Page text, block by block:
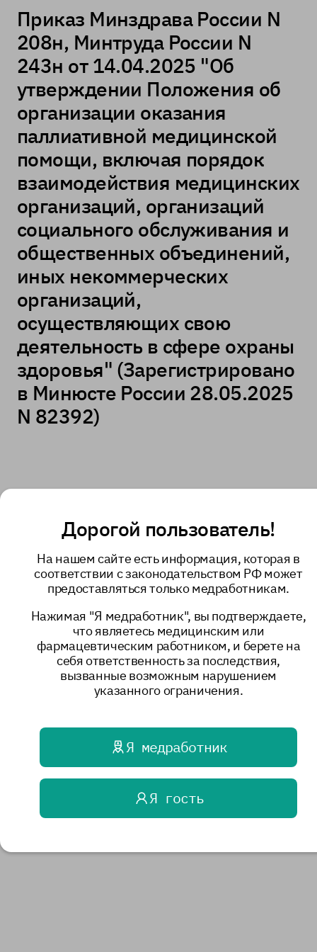
Приказ Минздрава России N
208н, Минтруда России N
243н от 14.04.2025 "Об
утверждении Положения об
организации оказания
паллиативной медицинской
помощи, включая порядок
взаимодействия медицинских
организаций, организаций
социального обслуживания и
общественных объединений,
иных некоммерческих
организаций,
осуществляющих свою
деятельность в сфере охраны
здоровья" (Зарегистрировано
в Минюсте России 28.05.2025
N 82392)
Дорогой пользователь!
На нашем сайте есть информация, которая в
соответствии с законодательством РФ может
предоставляться только медработникам.
Нажимая "Я медработник", вы подтверждаете,
что являетесь медицинским или
фармацевтическим работником, и берете на
себя ответственность за последствия,
вызванные возможным нарушением
указанного ограничения.
Я медработник
Я гость